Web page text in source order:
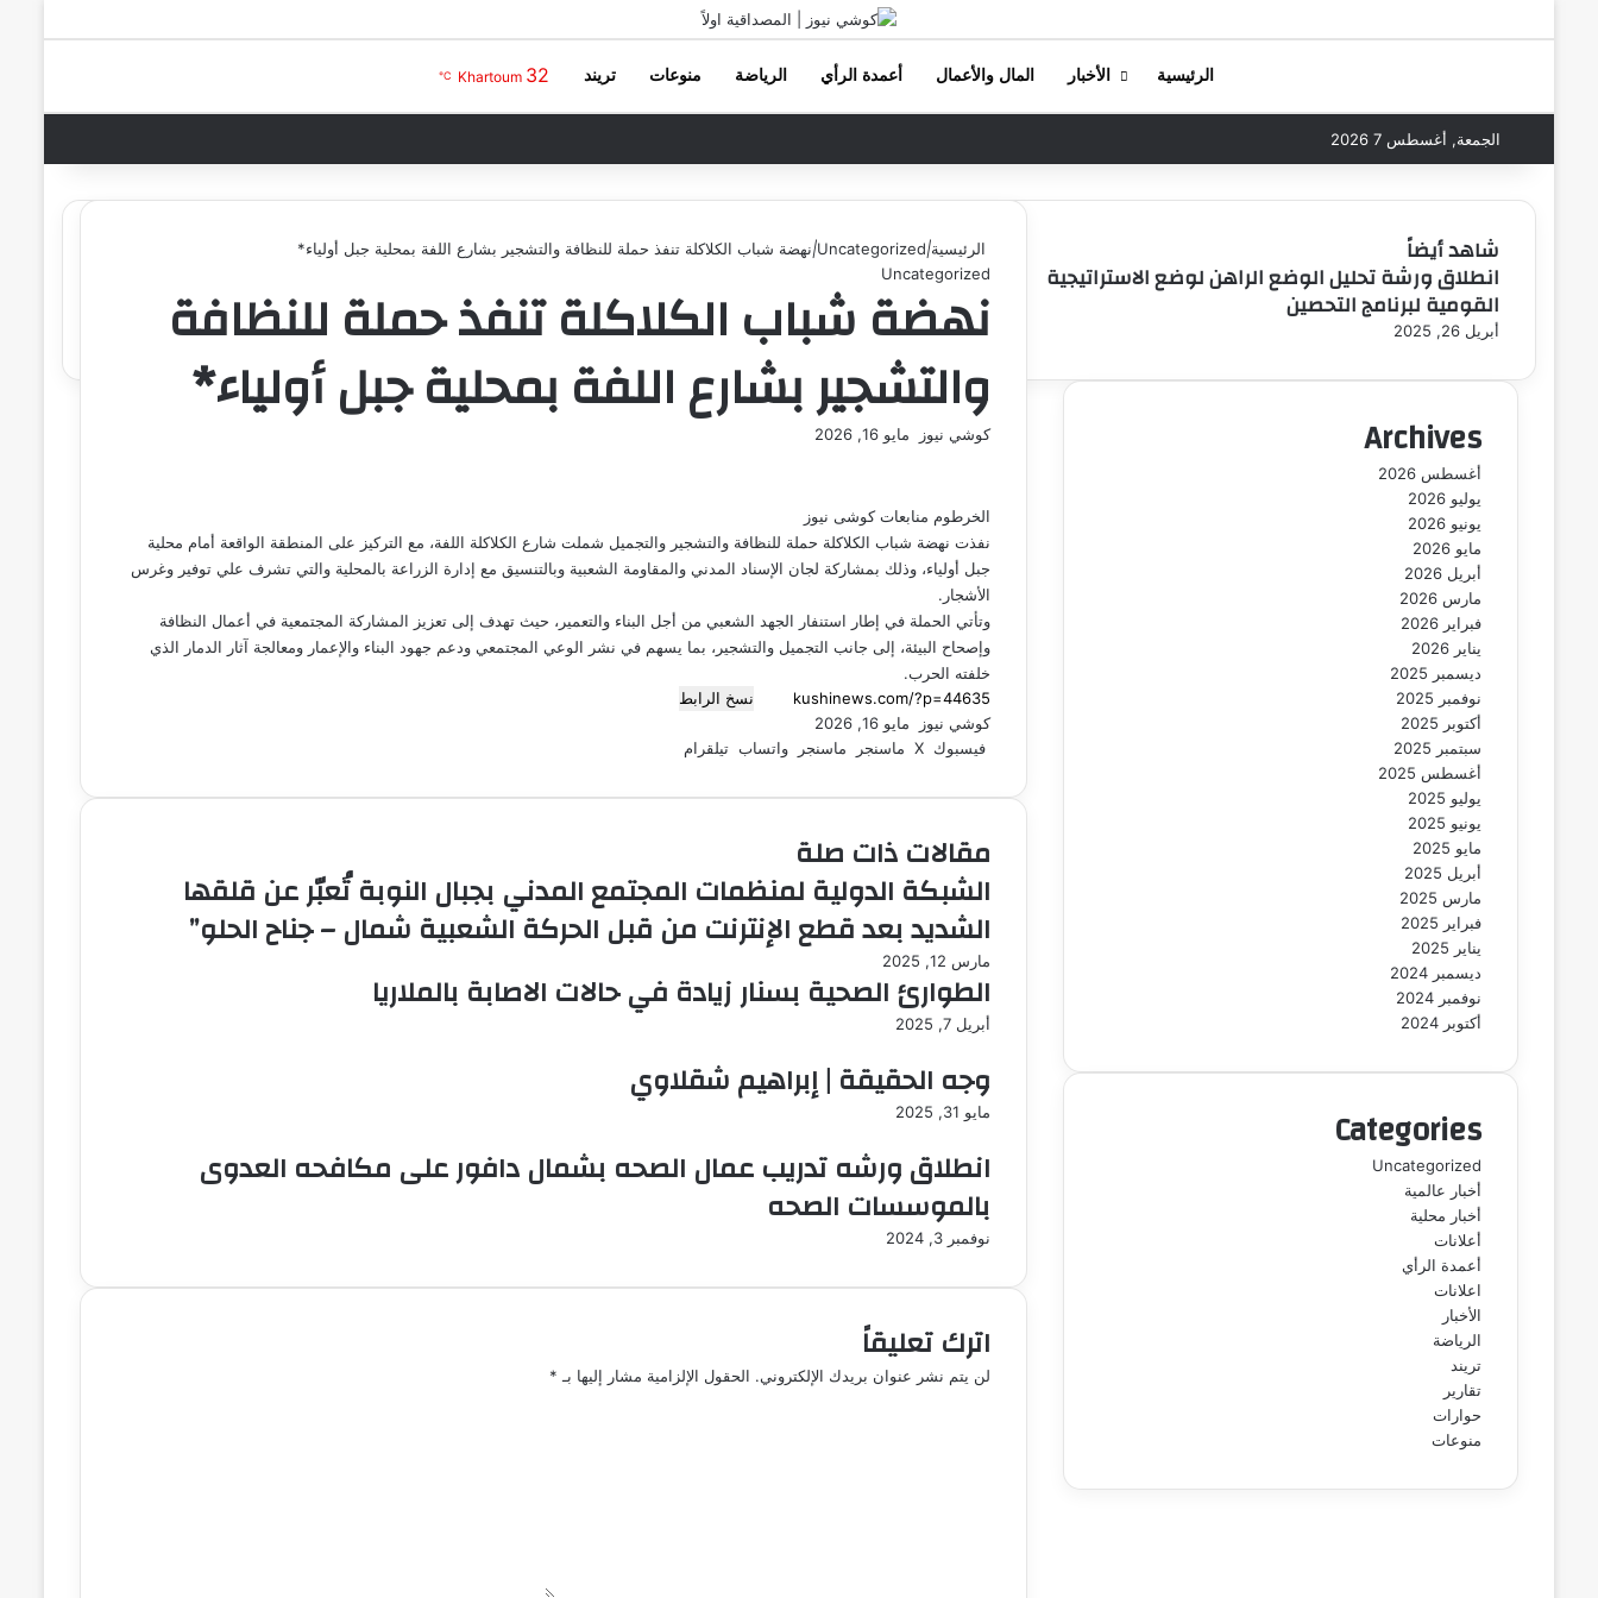
الرئيسية الأخبار المال والأعمال أعمدة الرأي الرياضة منوعات تريند Khartoum 32
℃
الجمعة, أغسطس 7 2026
الرئيسية|
Uncategorized
|نهضة شباب الكلاكلة تنفذ حملة للنظافة والتشجير بشارع اللفة بمحلية جبل أولياء*
Uncategorized
نهضة شباب الكلاكلة تنفذ حملة للنظافة
والتشجير بشارع اللفة بمحلية جبل أولياء*
كوشي نيوز
أ
ل
ر
ي
إ
ل
ك
ت
ر
ا
مايو 16, 2026
الخرطوم منابعات كوشى نيوز
نفذت نهضة شباب الكلاكلة حملة للنظافة والتشجير والتجميل شملت شارع الكلاكلة اللفة، مع التركيز على المنطقة الواقعة أمام محلية
جبل أولياء، وذلك بمشاركة لجان الإسناد المدني والمقاومة الشعبية وبالتنسيق مع إدارة الزراعة بالمحلية والتي تشرف علي توفير وغرس
الأشجار.
وتأتي الحملة في إطار استنفار الجهد الشعبي من أجل البناء والتعمير، حيث تهدف إلى تعزيز المشاركة المجتمعية في أعمال النظافة
وإصحاح البيئة، إلى جانب التجميل والتشجير، بما يسهم في نشر الوعي المجتمعي ودعم جهود البناء والإعمار ومعالجة آثار الدمار الذي
خلفته الحرب.
نسخ الرابط
كوشي نيوز
أ
ر
ل
ر
د
ل
ك
ت
و
ي
مايو 16, 2026
فيسبوك ‫X ماسنجر ماسنجر واتساب تيلقرام
مقالات ذات صلة
الشبكة الدولية لمنظمات المجتمع المدني بجبال النوبة تُعبّر عن قلقها
الشديد بعد قطع الإنترنت من قبل الحركة الشعبية شمال – جناح الحلو”
مارس 12, 2025
الطوارئ الصحية بسنار زيادة في حالات الاصابة بالملاريا
أبريل 7, 2025
وجه الحقيقة | إبراهيم شقلاوي
مايو 31, 2025
انطلاق ورشه تدريب عمال الصحه بشمال دافور على مكافحه العدوى
بالموسسات الصحه
نوفمبر 3, 2024
اترك تعليقاً
لن يتم نشر عنوان بريدك الإلكتروني. الحقول الإلزامية مشار إليها بـ *
شاهد أيضاً
إ
غ
ل
ق
انطلاق ورشة تحليل الوضع الراهن لوضع الاستراتيجية
القومية لبرنامج التحصين
أبريل 26, 2025
Archives
أغسطس 2026
يوليو 2026
يونيو 2026
مايو 2026
أبريل 2026
مارس 2026
فبراير 2026
يناير 2026
ديسمبر 2025
نوفمبر 2025
أكتوبر 2025
سبتمبر 2025
أغسطس 2025
يوليو 2025
يونيو 2025
مايو 2025
أبريل 2025
مارس 2025
فبراير 2025
يناير 2025
ديسمبر 2024
نوفمبر 2024
أكتوبر 2024
Categories
Uncategorized
أخبار عالمية
أخبار محلية
أعلانات
أعمدة الرأي
اعلانات
الأخبار
الرياضة
تريند
تقارير
حوارات
منوعات